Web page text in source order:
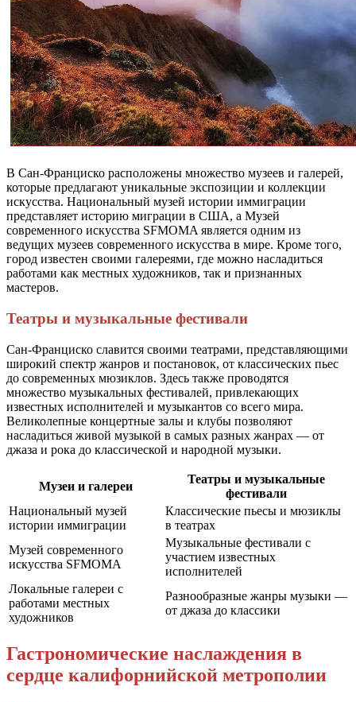
В Сан-Франциско расположены множество музеев и галерей,
которые предлагают уникальные экспозиции и коллекции
искусства. Национальный музей истории иммиграции
представляет историю миграции в США, а Музей
современного искусства SFMOMA является одним из
ведущих музеев современного искусства в мире. Кроме того,
город известен своими галереями, где можно насладиться
работами как местных художников, так и признанных
мастеров.
Театры и музыкальные фестивали
Сан-Франциско славится своими театрами, представляющими
широкий спектр жанров и постановок, от классических пьес
до современных мюзиклов. Здесь также проводятся
множество музыкальных фестивалей, привлекающих
известных исполнителей и музыкантов со всего мира.
Великолепные концертные залы и клубы позволяют
насладиться живой музыкой в самых разных жанрах — от
джаза и рока до классической и народной музыки.
Музеи и галереи
Театры и музыкальные
фестивали
Национальный музей
истории иммиграции
Классические пьесы и мюзиклы
в театрах
Музей современного
искусства SFMOMA
Музыкальные фестивали с
участием известных
исполнителей
Локальные галереи с
работами местных
художников
Разнообразные жанры музыки —
от джаза до классики
Гастрономические наслаждения в
сердце калифорнийской метрополии